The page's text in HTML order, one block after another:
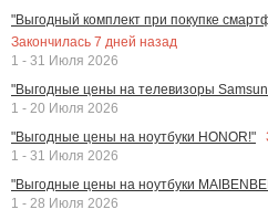
"Выгодный комплект при покупке
Закончилась 7 дней назад
1 - 31 Июля 2026
"Выгодные цены на телевизоры
1 - 20 Июля 2026
"Выгодные цены на ноутбуки HONOR!"
1 - 31 Июля 2026
"Выгодные цены на ноутбуки
1 - 28 Июля 2026